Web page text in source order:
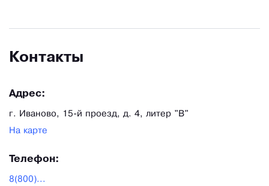
Контакты
Адрес:
г. Иваново, 15-й проезд, д. 4, литер "В"
На карте
Телефон:
8(800)...